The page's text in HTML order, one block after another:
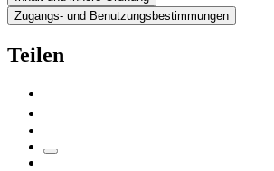
Zugangs- und Benutzungsbestimmungen
Teilen